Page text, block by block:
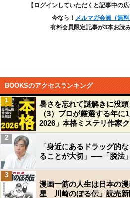
【ログインしていただくと記事中の
今なら！ メルマガ会員（無
有料会員限定記事が3本お読
BOOKSのアクセスランキング
暑さを忘れて謎解きに没
（3）プロが厳選する年
2026」本格ミステリ作家
1
「身近にあるドラッグ的
ることが大切」──「脱法
2
漫画一筋の人生は日本の
星 川崎のぼる伝」読売新
3